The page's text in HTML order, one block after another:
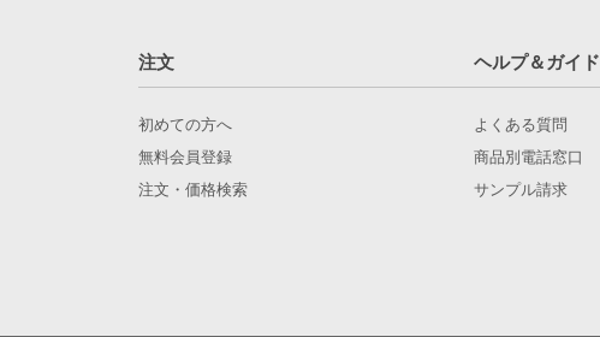
注文 ヘルプ＆ガイド
初めての方へ
無料会員登録
注文・価格検索
よくある質問
商品別電話窓口
サンプル請求